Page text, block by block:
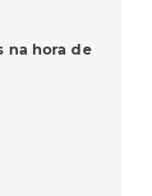
na hora de